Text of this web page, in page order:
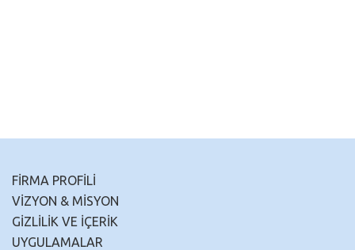
FİRMA PROFİLİ
VİZYON & MİSYON
GİZLİLİK VE İÇERİK
UYGULAMALAR